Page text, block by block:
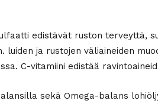
edistävät ruston terveyttä,
ja rustojen väliaineiden
C-vitamiini edistää
sekä Omega-balans